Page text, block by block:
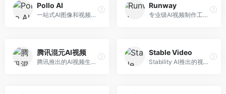
Pollo AI
一站式AI图像和视频创作平台，整合多种生成工具。面向内容创作者，提供文生图、文生视频、视频编辑等服务，创作工具全面，一站式体验便捷。
Runway
专业级AI视频制作工具，支持视频生成与编辑。面向影视制作人和创意工作者，提供文生视频、视频编辑、绿幕抠像等专业功能，视频处理能力强，适合专业创作场景。
腾讯混元AI视频
腾讯推出的AI视频生成工具，基于混元大模型。面向腾讯生态用户和内容创作者，支持文生视频、视频编辑等功能，与腾讯产品生态深度整合。
Stable Video
Stability AI推出的视频生成模型，开源可部署。面向开发者和专业创作者，支持视频生成、视频编辑等功能，开源生态完善，定制化程度高。